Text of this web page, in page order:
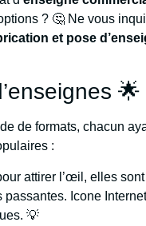
? 🤔 Ne vous
et pose
🌟
de formats, chacun
:
attirer l’œil, elles
Icone
💡